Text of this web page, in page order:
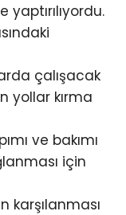
çalışacak
yollar kırma
ve bakımı
için
karşılanması